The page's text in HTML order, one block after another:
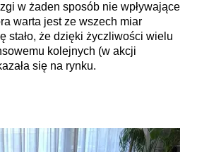
w żaden sposób nie wpływające
warta jest ze wszech miar
stało, że dzięki życzliwości wielu
kolejnych (w akcji
się na rynku.